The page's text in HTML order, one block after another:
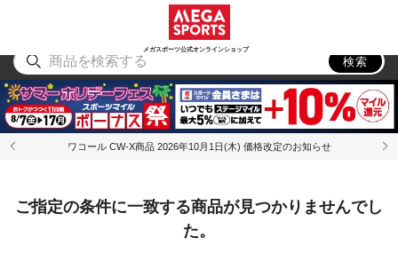
メガスポーツ公式オンラインショップ
アウトドア
検索
ワコール CW-X商品 2026年10月1日(木) 価格改定のお知らせ
ご指定の条件に一致する商品が見つかりませんでし
た。